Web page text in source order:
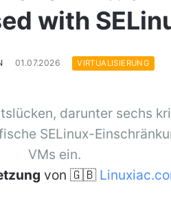
with
01.07.2026 VIRTUALISIERUNG
darunter sechs
SELinux-
VMs ein.
von 🇬🇧